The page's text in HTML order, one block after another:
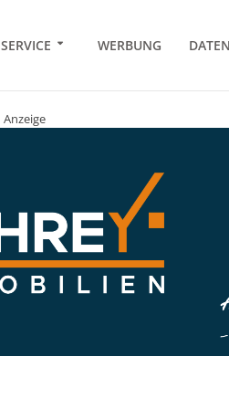
SERVICE WERBUNG
Anzeige